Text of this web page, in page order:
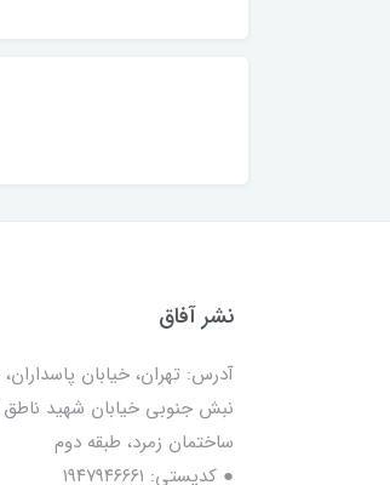
نشر آفاق
آدرس: تهران، خیابان
ساختمان زمرد، طبقه دوم
● کدپستی: ۱۹۴۷۹۴۶۶۶۱